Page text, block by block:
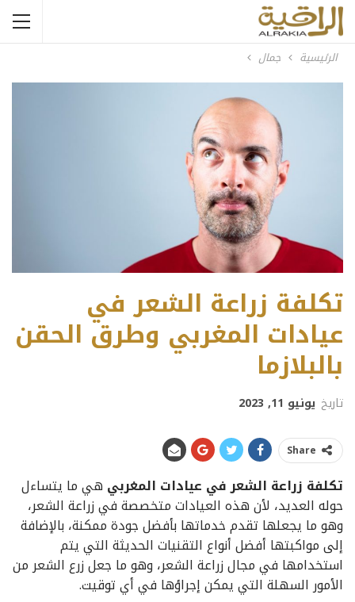
الرئيسية جمال
تكلفة زراعة الشعر في
عيادات المغربي وطرق الحقن
بالبلازما
تاريخ يونيو 11, 2023
Share
تكلفة زراعة الشعر في عيادات المغربي هي ما يتساءل
حوله العديد، لأن هذه العيادات متخصصة في زراعة الشعر،
وهو ما يجعلها تقدم خدماتها بأفضل جودة ممكنة، بالإضافة
إلى مواكبتها أفضل أنواع التقنيات الحديثة التي يتم
استخدامها في مجال زراعة الشعر، وهو ما جعل زرع الشعر من
الأمور السهلة التي يمكن إجراؤها في أي توقيت.